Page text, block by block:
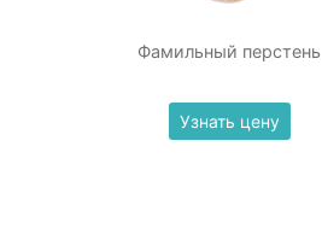
Фамильный перстень
Узнать цену